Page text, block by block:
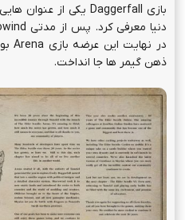
ذهن گیمر ها جا انداخت.